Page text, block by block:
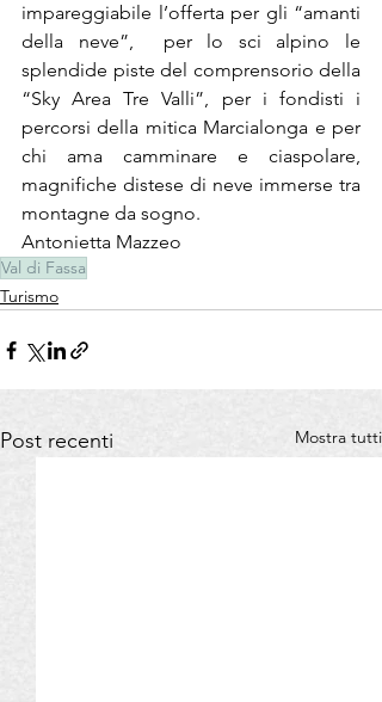
impareggiabile l’offerta per gli “amanti
della neve”,  per lo sci alpino le
splendide piste del comprensorio della
“Sky Area Tre Valli”, per i fondisti i
percorsi della mitica Marcialonga e per
chi ama camminare e ciaspolare,
magnifiche distese di neve immerse tra
montagne da sogno.
Antonietta Mazzeo
Val di Fassa
Turismo
Post recenti Mostra tutti